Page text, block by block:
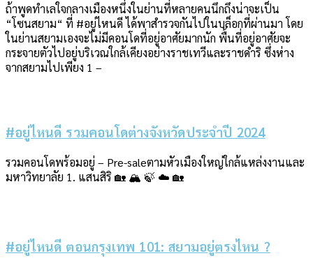
ถ้าพูดทำเลใจกลางเมืองหนึ่งในย่านที่หลายคนนึกถึงน่าจะเป็น
“โซนสยาม“ ที่ #อยู่ไหนดี ได้พาสำรวจกันไปในบล็อกที่ผ่านมา โดย
ในย่านสยามเองจะไม่มีคอนโดที่อยู่อาศัยมากนัก พื้นที่อยู่อาศัยจะ
กระจายตัวไปอยู่บริเวณใกล้เคียงอย่างราชเทวีและราชดำริ ซึ่งห่าง
จากสยามไปเพียง 1 –
#อยู่ไหนดี รวมคอนโดต่างจังหวัดประจำปี 2024
รวมคอนโดพร้อมอยู่ – Pre-saleตามหัวเมืองใหญ่ใกล้แหล่งงานและ
มหาวิทยาลัย 1. แสนสิริ 🏡 🏔 🍃 ☁️ 🏡
#อยู่ไหนดี ตอนกรุงเทพ 101: สยามอยู่ตรงไหน ?